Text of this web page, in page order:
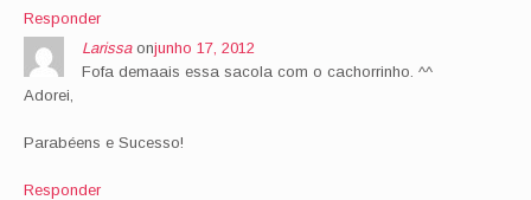
Responder
Larissaonjunho 17, 2012
Fofa demaais essa sacola com o cachorrinho. ^^
Adorei,
Parabéens e Sucesso!
Responder